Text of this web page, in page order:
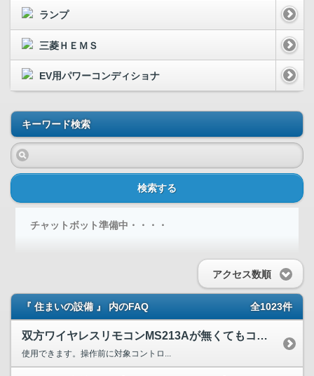
ランプ
三菱ＨＥＭＳ
EV用パワーコンディショナ
キーワード検索
検索する
チャットボット準備中・・・・
アクセス数順
『 住まいの設備 』 内のFAQ 全1023件
双方ワイヤレスリモコンMS213Aが無くてもコンパクトリモ...
使用できます。操作前に対象コントロ...